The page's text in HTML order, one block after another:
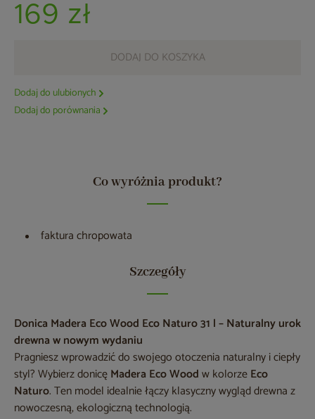
169 zł
DODAJ DO KOSZYKA
Dodaj do ulubionych
Dodaj do porównania
Co wyróżnia produkt?
faktura chropowata
Szczegóły
Donica Madera Eco Wood Eco Naturo 31 l – Naturalny urok
drewna w nowym wydaniu
Pragniesz wprowadzić do swojego otoczenia naturalny i ciepły
styl? Wybierz donicęMadera Eco Woodw kolorzeEco
Naturo. Ten model idealnie łączy klasyczny wygląd drewna z
nowoczesną, ekologiczną technologią.